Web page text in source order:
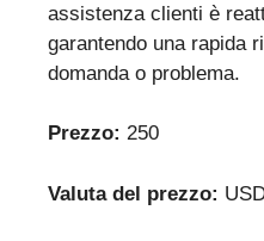
assistenza clienti è
garantendo una rapida
domanda o problema.
Prezzo: 250
Valuta del prezzo: